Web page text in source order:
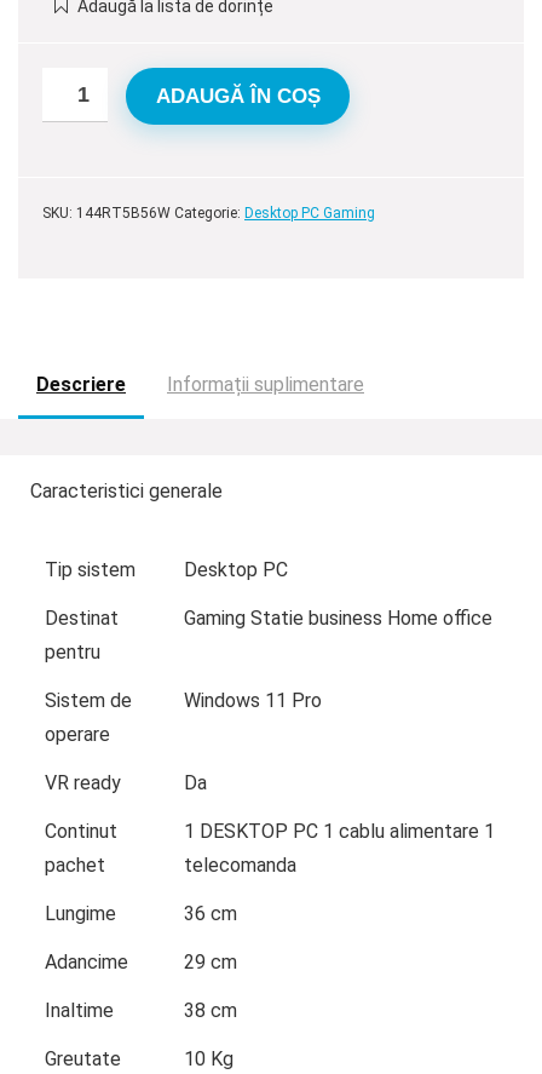
fost:
7.295,00 lei.
Adaugă la lista de dorințe
ADAUGĂ ÎN COȘ
SKU: 144RT5B56W Categorie: Desktop PC Gaming
Descriere Informații suplimentare
Caracteristici generale
Tip sistem Desktop PC
Destinat
pentru
Gaming Statie business Home office
Sistem de
operare
Windows 11 Pro
VR ready Da
Continut
pachet
1 DESKTOP PC 1 cablu alimentare 1
telecomanda
Lungime 36 cm
Adancime 29 cm
Inaltime 38 cm
Greutate 10 Kg